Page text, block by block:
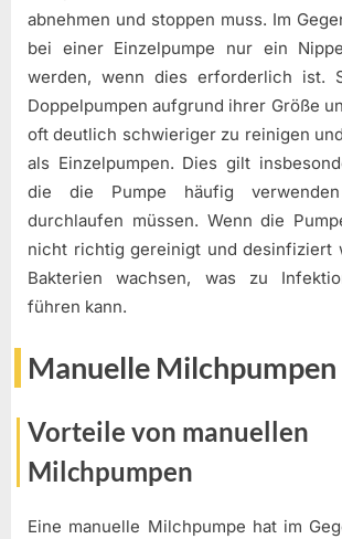
abnehmen und stoppen muss. Im
bei einer Einzelpumpe nur ein
werden, wenn dies erforderlich ist.
Doppelpumpen aufgrund ihrer Größe
oft deutlich schwieriger zu reinigen
als Einzelpumpen. Dies gilt
die die Pumpe häufig
durchlaufen müssen. Wenn die
nicht richtig gereinigt und desinfiziert
Bakterien wachsen, was zu
führen kann.
Manuelle Milchpumpen
Vorteile von manuellen
Milchpumpen
Eine manuelle Milchpumpe hat im